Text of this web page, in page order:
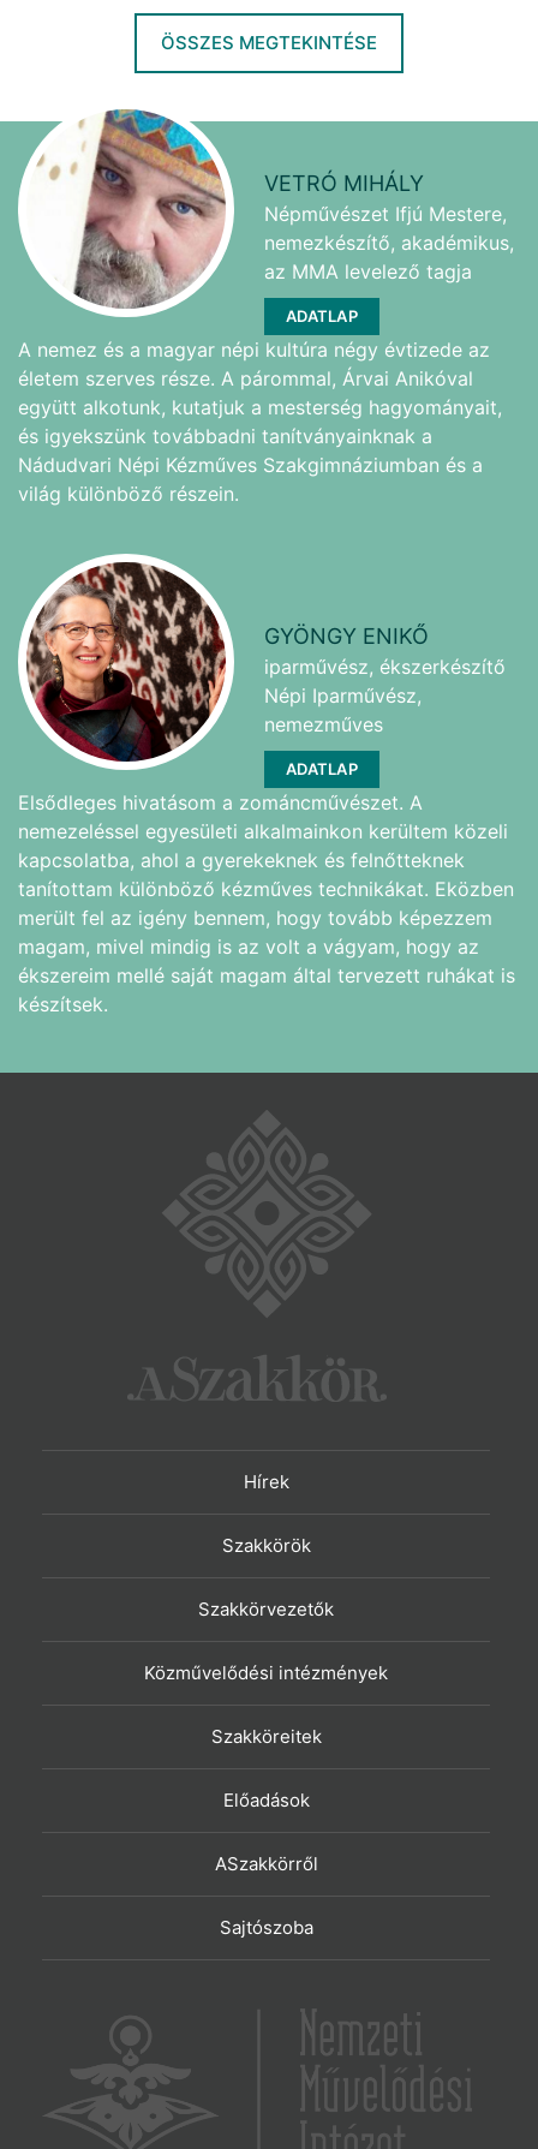
ÖSSZES MEGTEKINTÉSE
VETRÓ MIHÁLY
Népművészet Ifjú Mestere,
nemezkészítő, akadémikus,
az MMA levelező tagja
ADATLAP
A nemez és a magyar népi kultúra négy évtizede az
életem szerves része. A párommal, Árvai Anikóval
együtt alkotunk, kutatjuk a mesterség hagyományait,
és igyekszünk továbbadni tanítványainknak a
Nádudvari Népi Kézműves Szakgimnáziumban és a
világ különböző részein.
GYÖNGY ENIKŐ
iparművész, ékszerkészítő
Népi Iparművész,
nemezműves
ADATLAP
Elsődleges hivatásom a zománcművészet. A
nemezeléssel egyesületi alkalmainkon kerültem közeli
kapcsolatba, ahol a gyerekeknek és felnőtteknek
tanítottam különböző kézműves technikákat. Eközben
merült fel az igény bennem, hogy tovább képezzem
magam, mivel mindig is az volt a vágyam, hogy az
ékszereim mellé saját magam által tervezett ruhákat is
készítsek.
Hírek
Szakkörök
Szakkörvezetők
Közművelődési intézmények
Szakköreitek
Előadások
ASzakkörről
Sajtószoba